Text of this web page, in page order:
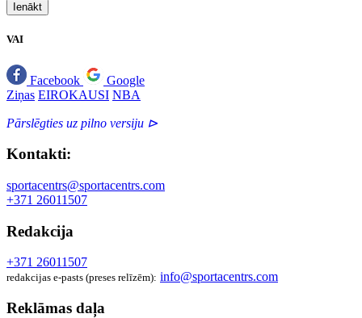
Ienākt
VAI
Facebook
Google
Ziņas EIROKAUSI NBA
Pārslēgties uz pilno versiju ⊳
Kontakti:
sportacentrs@sportacentrs.com
+371 26011507
Redakcija
+371 26011507
redakcijas e-pasts (preses relīzēm): info@sportacentrs.com
Reklāmas daļa